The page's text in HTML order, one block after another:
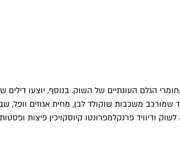
הגלם העונתיים של השוק. בנוסף, יוצעו דילים
ודיוויד פרנקלמפרונטו קיוסקויכין פיצות